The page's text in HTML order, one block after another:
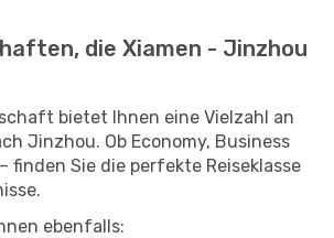
die Xiamen - Jinzhou
bietet Ihnen eine Vielzahl an
Jinzhou. Ob Economy, Business
finden Sie die perfekte Reiseklasse
ebenfalls: